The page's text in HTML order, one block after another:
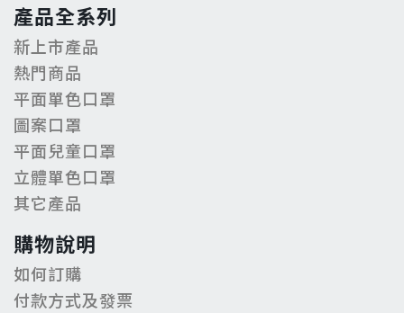
產品全系列
新上市產品
熱門商品
平面單色口罩
圖案口罩
平面兒童口罩
立體單色口罩
其它產品
購物說明
如何訂購
付款方式及發票